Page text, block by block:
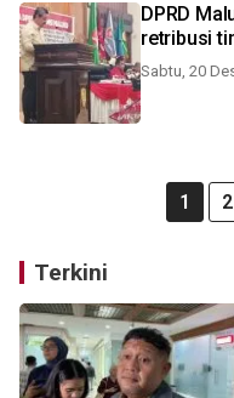
DPRD
retribusi
Sabtu, 20
1 2
Terkini